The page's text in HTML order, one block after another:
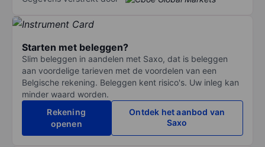
Starten met beleggen?
Slim beleggen in aandelen met Saxo, dat is beleggen
aan voordelige tarieven met de voordelen van een
Belgische rekening. Beleggen kent risico's. Uw inleg kan
minder waard worden.
Rekening
openen
Ontdek het aanbod van
Saxo